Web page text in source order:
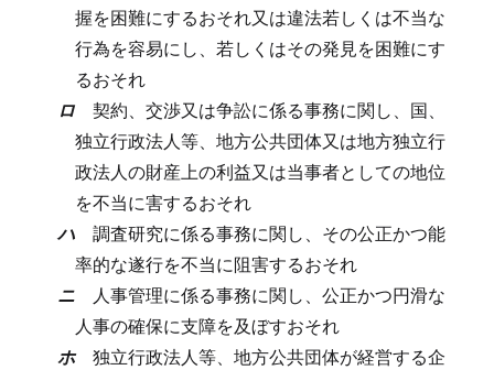
握を困難にするおそれ又は違法若しくは不当な
行為を容易にし、若しくはその発見を困難にす
るおそれ
ロ 契約、交渉又は争訟に係る事務に関し、国、
独立行政法人等、地方公共団体又は地方独立行
政法人の財産上の利益又は当事者としての地位
を不当に害するおそれ
ハ 調査研究に係る事務に関し、その公正かつ能
率的な遂行を不当に阻害するおそれ
ニ 人事管理に係る事務に関し、公正かつ円滑な
人事の確保に支障を及ぼすおそれ
ホ 独立行政法人等、地方公共団体が経営する企